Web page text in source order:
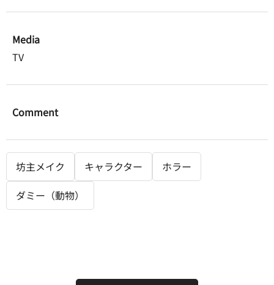
Media
TV
Comment
坊主メイク キャラクター
ホラー
ダミー（動物）